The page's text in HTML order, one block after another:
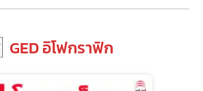
GED อิโฟกราฟิก